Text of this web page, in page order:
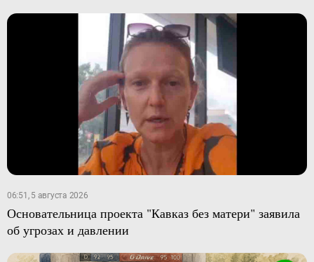
06:51, 5 августа 2026
Основательница проекта "Кавказ без матери" заявила
об угрозах и давлении